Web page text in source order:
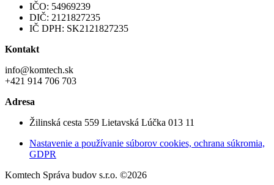
IČO: 54969239
DIČ: 2121827235
IČ DPH: SK2121827235
Kontakt
info@komtech.sk
+421 914 706 703
Adresa
Žilinská cesta 559 Lietavská Lúčka 013 11
Nastavenie a používanie súborov cookies, ochrana súkromia,
GDPR
Komtech Správa budov s.r.o. ©2026